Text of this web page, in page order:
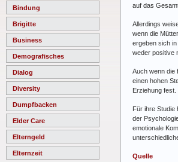
Bindung
Brigitte
Business
Demografisches
Dialog
Diversity
Dumpfbacken
Elder Care
Elterngeld
Elternzeit
auf das
Allerdings
wenn die
ergeben sich
weder positive
Auch wenn die
einen hohen
Erziehung fest.
Für ihre Studie
der
emotionale
Quelle